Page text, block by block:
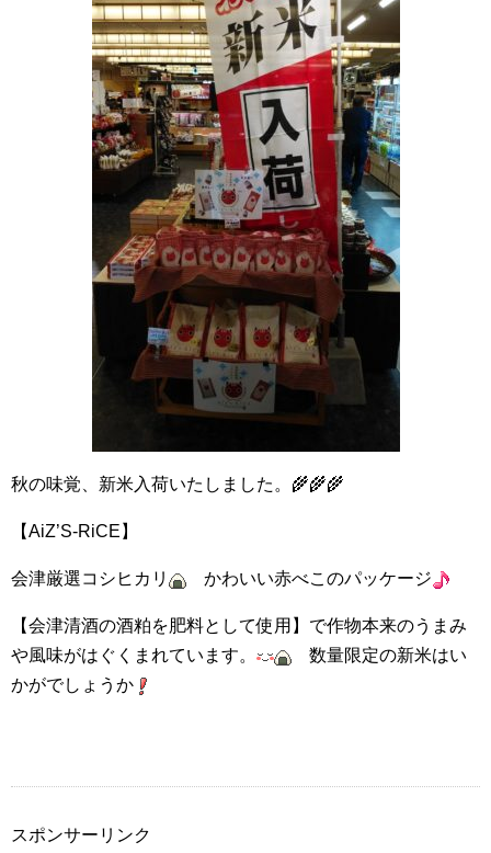
秋の味覚、新米入荷いたしました。🌾🌾🌾
【AiZ’S-RiCE】
会津厳選コシヒカリ かわいい赤べこのパッケージ
【会津清酒の酒粕を肥料として使用】で作物本来のうまみ
や風味がはぐくまれています。
数量限定の新米はい
かがでしょうか
スポンサーリンク